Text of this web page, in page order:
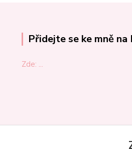
Přidejte se ke mně na
Zde: ...